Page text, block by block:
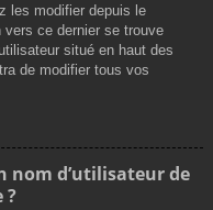
les modifier depuis le
vers ce dernier se trouve
situé en haut des
de modifier tous vos
nom d’utilisateur de
?